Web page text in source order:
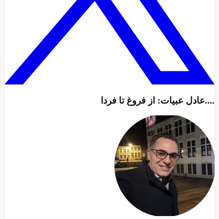
....عادل عبیات: از فروغ تا فردا